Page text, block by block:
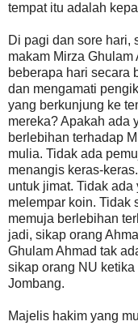
tempat itu adalah
Di pagi dan sore hari,
makam Mirza
beberapa hari secara
dan mengamati
yang berkunjung ke
mereka? Apakah ada
berlebihan terhadap
mulia. Tidak ada
menangis keras-
untuk jimat. Tidak
melempar koin. Tidak
memuja berlebihan
jadi, sikap orang
Ghulam Ahmad tak
sikap orang NU
Jombang.
Majelis hakim yang